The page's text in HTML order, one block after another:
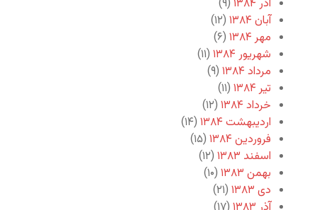
آذر ۱۳۸۴
(۹)
آبان ۱۳۸۴
(۱۲)
مهر ۱۳۸۴
(۶)
شهریور ۱۳۸۴
(۱۱)
مرداد ۱۳۸۴
(۹)
تیر ۱۳۸۴
(۱۱)
خرداد ۱۳۸۴
(۱۲)
اردیبهشت ۱۳۸۴
(۱۴)
فروردین ۱۳۸۴
(۱۵)
اسفند ۱۳۸۳
(۱۲)
بهمن ۱۳۸۳
(۱۰)
دی ۱۳۸۳
(۲۱)